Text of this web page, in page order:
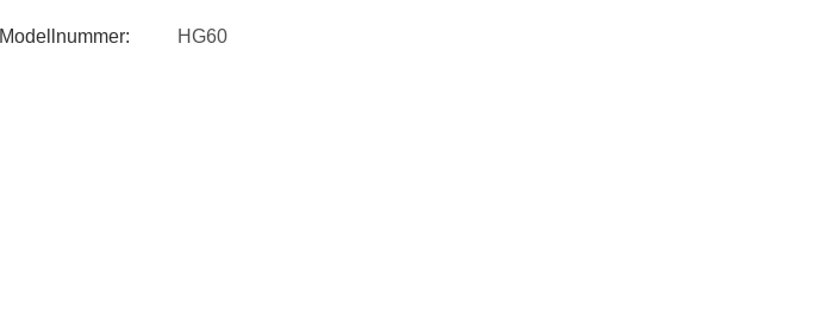
Modellnummer: HG60